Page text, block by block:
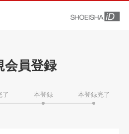
会員登録
了 本登録 本登録完了